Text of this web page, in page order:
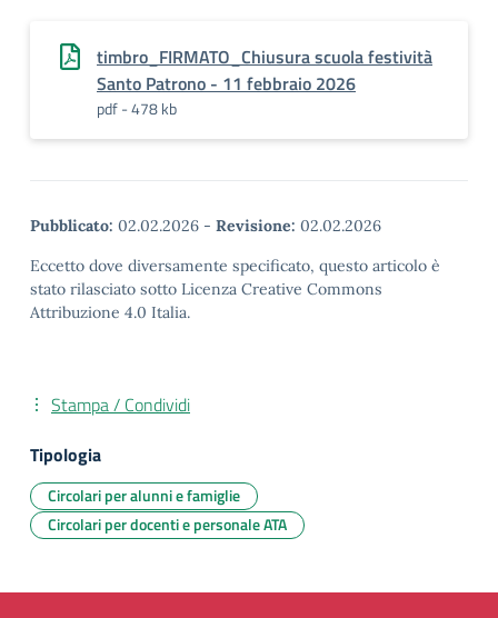
timbro_FIRMATO_Chiusura scuola festività
Santo Patrono - 11 febbraio 2026
pdf - 478 kb
Pubblicato: 02.02.2026 - Revisione: 02.02.2026
Eccetto dove diversamente specificato, questo articolo è
stato rilasciato sotto Licenza Creative Commons
Attribuzione 4.0 Italia.
Stampa / Condividi
Tipologia
Circolari per alunni e famiglie
Circolari per docenti e personale ATA